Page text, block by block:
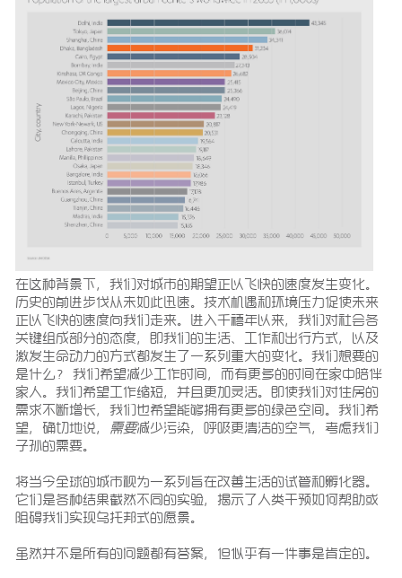
在这种背景下，我们对城市的期望正以飞快的速度发生变化。
历史的前进步伐从未如此迅速。技术机遇和环境压力促使未来
正以飞快的速度向我们走来。进入千禧年以来，我们对社会各
关键组成部分的态度，即我们的生活、工作和出行方式，以及
激发生命动力的方式都发生了一系列重大的变化。我们想要的
是什么？ 我们希望减少工作时间，而有更多的时间在家中陪伴
家人。我们希望工作缩短，并且更加灵活。即使我们对住房的
需求不断增长，我们也希望能够拥有更多的绿色空间。我们希
望，确切地说，
需要减少污染，呼吸更清洁的空气，考虑我们
子孙的需要。
将当今全球的城市视为一系列旨在改善生活的试管和孵化器。
它们是各种结果截然不同的实验，揭示了人类干预如何帮助或
阻碍我们实现乌托邦式的愿景。
虽然并不是所有的问题都有答案，但似乎有一件事是肯定的。